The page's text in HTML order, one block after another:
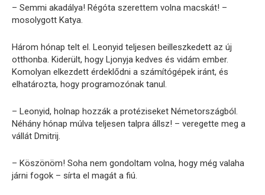
– Semmi akadálya! Régóta szerettem volna macskát! –
mosolygott Katya.
Három hónap telt el. Leonyid teljesen beilleszkedett az új
otthonba. Kiderült, hogy Ljonyja kedves és vidám ember.
Komolyan elkezdett érdeklődni a számítógépek iránt, és
elhatározta, hogy programozónak tanul.
– Leonyid, holnap hozzák a protéziseket Németországból.
Néhány hónap múlva teljesen talpra állsz! – veregette meg a
vállát Dmitrij.
– Köszönöm! Soha nem gondoltam volna, hogy még valaha
járni fogok – sírta el magát a fiú.